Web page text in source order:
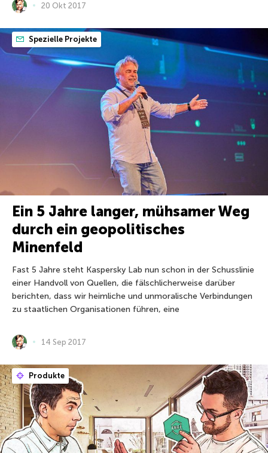
20 Okt 2017
Spezielle Projekte
Ein 5 Jahre langer, mühsamer Weg
durch ein geopolitisches
Minenfeld
Fast 5 Jahre steht Kaspersky Lab nun schon in der Schusslinie
einer Handvoll von Quellen, die fälschlicherweise darüber
berichten, dass wir heimliche und unmoralische Verbindungen
zu staatlichen Organisationen führen, eine
14 Sep 2017
Produkte